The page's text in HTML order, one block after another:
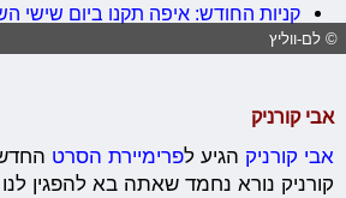
קניות החודש: איפה תקנו ביום שישי
© לם-ווליץ
אבי קורניק
אבי קורניק הגיע לפרימיירת הסרט
קורניק נורא נחמד שאתה בא להפגין